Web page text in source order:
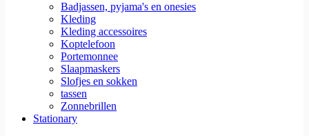
Badjassen, pyjama's en onesies
Kleding
Kleding accessoires
Koptelefoon
Portemonnee
Slaapmaskers
Slofjes en sokken
tassen
Zonnebrillen
Stationary